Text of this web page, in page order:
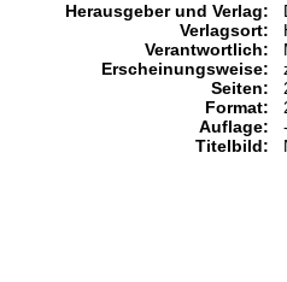
Herausgeber und Verlag:
Verlagsort:
Verantwortlich:
Erscheinungsweise:
Seiten:
Format:
Auflage:
Titelbild: